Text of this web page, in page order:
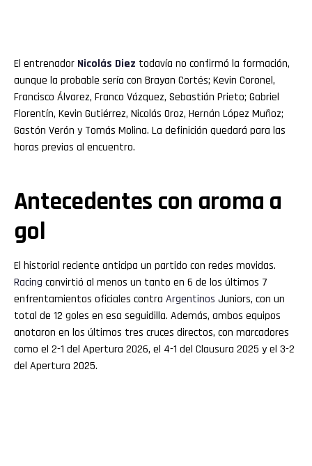
El entrenador Nicolás Diez todavía no confirmó la formación,
aunque la probable sería con Brayan Cortés; Kevin Coronel,
Francisco Álvarez, Franco Vázquez, Sebastián Prieto; Gabriel
Florentín, Kevin Gutiérrez, Nicolás Oroz, Hernán López Muñoz;
Gastón Verón y Tomás Molina. La definición quedará para las
horas previas al encuentro.
Antecedentes con aroma a
gol
El historial reciente anticipa un partido con redes movidas.
Racing convirtió al menos un tanto en 6 de los últimos 7
enfrentamientos oficiales contra Argentinos Juniors, con un
total de 12 goles en esa seguidilla. Además, ambos equipos
anotaron en los últimos tres cruces directos, con marcadores
como el 2-1 del Apertura 2026, el 4-1 del Clausura 2025 y el 3-2
del Apertura 2025.